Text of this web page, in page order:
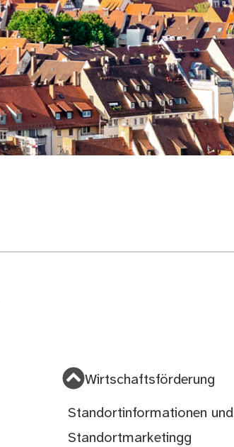
Wirtschaftsförderung
Standortinformationen und
Standortmarketingg